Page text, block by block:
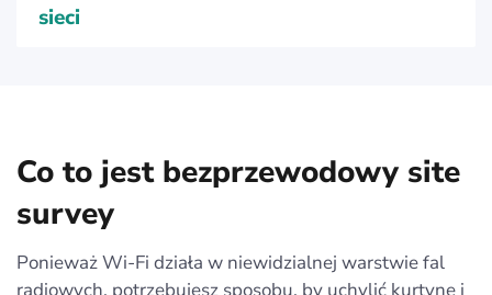
sieci
Co to jest bezprzewodowy site
survey
Ponieważ Wi‑Fi działa w niewidzialnej warstwie fal